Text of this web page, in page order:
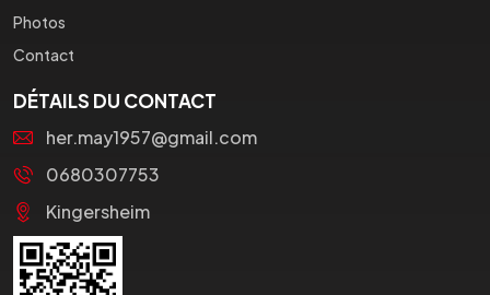
Photos
Contact
DÉTAILS DU CONTACT
her.may1957@gmail.com
0680307753
Kingersheim